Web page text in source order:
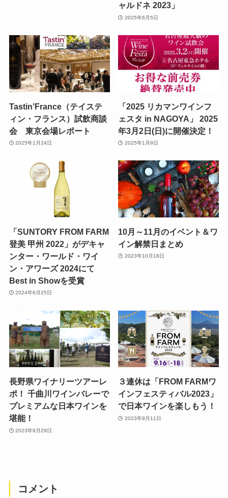
ャルドネ 2023」
2025年6月5日
Tastin’France（テイステ
ィン・フランス）試飲商談
会 東京会場レポート
2025年1月24日
「2025 リカマンワインフ
ェスタ in NAGOYA」 2025
年3月2日(日)に開催決定！
2025年1月9日
「SUNTORY FROM FARM
登美 甲州 2022」がデキャ
ンター・ワールド・ワイ
ン・アワーズ 2024にて
Best in Showを受賞
2024年6月25日
10月～11月のイベント＆ワ
イン解禁日まとめ
2023年10月18日
長野県ワイナリーツアーレ
ポ！ 千曲川ワインバレーで
プレミアムな日本ワインを
堪能！
2023年9月29日
３連休は「FROM FARMワ
インフェスティバル2023」
で日本ワインを楽しもう！
2023年9月11日
コメント